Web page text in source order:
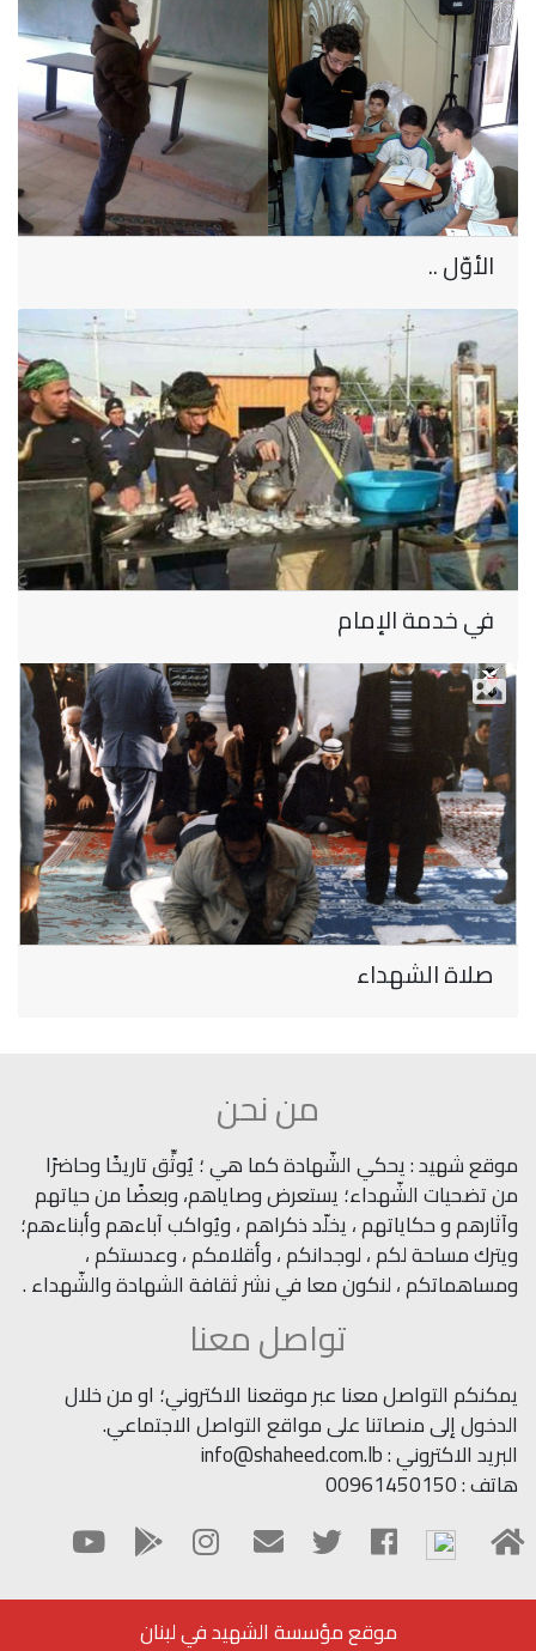
الأوّل ..
في خدمة الإمام
صلاة الشهداء
من نحن
موقع شهيد : يحكي الشّهادة كما هي ؛ يُوثِّق تاريخًا وحاضرًا
من تضحيات الشّهداء؛ يستعرض وصاياهم، وبعضًا من حياتهم
وآثارهم و حكاياتهم ، يخلّد ذكراهم ، ويُواكب آباءهم وأبناءهم؛
ويترك مساحة لكم ، لوجدانكم ، وأقلامكم ، وعدستكم ،
ومساهماتكم ، لنكون معا في نشر ثقافة الشهادة والشّهداء .
تواصل معنا
يمكنكم التواصل معنا عبر موقعنا الاكتروني؛ او من خلال
الدخول إلى منصاتنا على مواقع التواصل الاجتماعي.
البريد الاكتروني : info@shaheed.com.lb
هاتف : 00961450150
موقع مؤسسة الشهيد في لبنان